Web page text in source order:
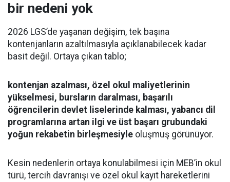
bir nedeni yok
2026 LGS’de yaşanan değişim, tek başına
kontenjanların azaltılmasıyla açıklanabilecek kadar
basit değil. Ortaya çıkan tablo;
kontenjan azalması, özel okul maliyetlerinin
yükselmesi, bursların daralması, başarılı
öğrencilerin devlet liselerinde kalması, yabancı dil
programlarına artan ilgi ve üst başarı grubundaki
yoğun rekabetin birleşmesiyle oluşmuş görünüyor.
Kesin nedenlerin ortaya konulabilmesi için MEB’in okul
türü, tercih davranışı ve özel okul kayıt hareketlerini